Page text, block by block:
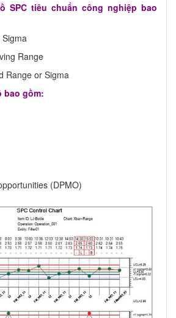
SPC tiêu chuẩn công nghiệp bao
Range
Range or Sigma
bao gồm:
(DPMO)